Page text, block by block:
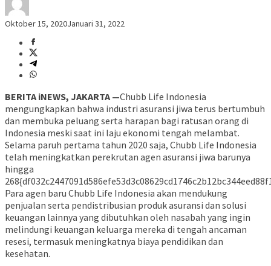
Oktober 15, 2020Januari 31, 2022
BERITA iNEWS, JAKARTA —Chubb Life Indonesia
mengungkapkan bahwa industri asuransi jiwa terus bertumbuh
dan membuka peluang serta harapan bagi ratusan orang di
Indonesia meski saat ini laju ekonomi tengah melambat.
Selama paruh pertama tahun 2020 saja, Chubb Life Indonesia
telah meningkatkan perekrutan agen asuransi jiwa barunya
hingga
Para agen baru Chubb Life Indonesia akan mendukung
penjualan serta pendistribusian produk asuransi dan solusi
keuangan lainnya yang dibutuhkan oleh nasabah yang ingin
melindungi keuangan keluarga mereka di tengah ancaman
resesi, termasuk meningkatnya biaya pendidikan dan
kesehatan.